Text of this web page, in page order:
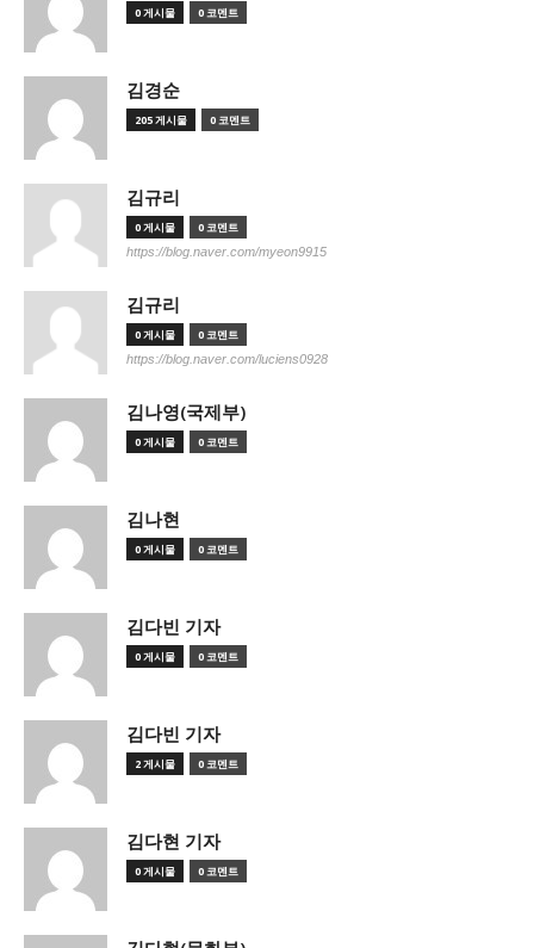
0 게시물 0 코멘트
김경순
205 게시물 0 코멘트
김규리
0 게시물 0 코멘트
https://blog.naver.com/myeon9915
김규리
0 게시물 0 코멘트
https://blog.naver.com/luciens0928
김나영(국제부)
0 게시물 0 코멘트
김나현
0 게시물 0 코멘트
김다빈 기자
0 게시물 0 코멘트
김다빈 기자
2 게시물 0 코멘트
김다현 기자
0 게시물 0 코멘트